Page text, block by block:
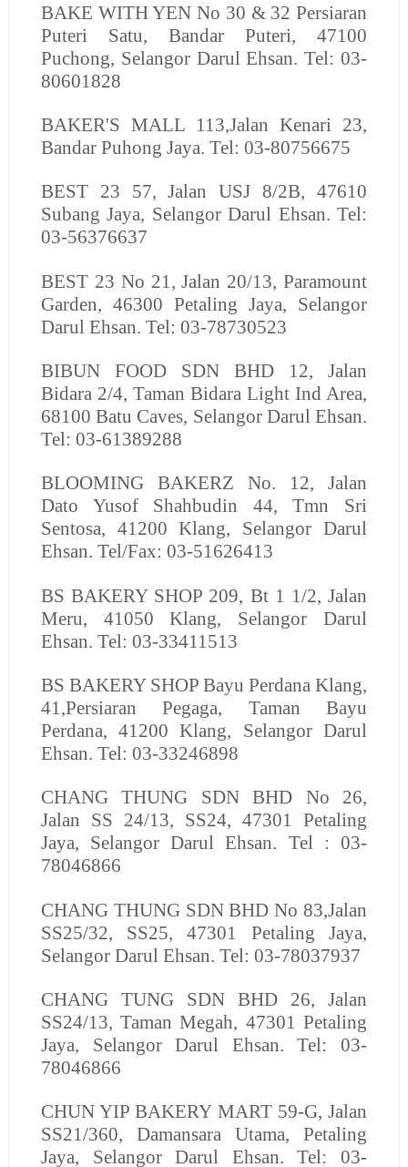
BAKE WITH YEN No 30 & 32 Persiaran
Puteri Satu, Bandar Puteri, 47100
Puchong, Selangor Darul Ehsan. Tel: 03-
80601828
BAKER'S MALL113,Jalan Kenari 23,
Bandar Puhong Jaya. Tel: 03-80756675
BEST23 57, Jalan USJ 8/2B, 47610
Subang Jaya, Selangor Darul Ehsan. Tel:
03-56376637
BEST 23 No 21, Jalan 20/13, Paramount
Garden, 46300 Petaling Jaya, Selangor
Darul Ehsan. Tel: 03-78730523
BIBUN FOOD SDN BHD 12, Jalan
Bidara 2/4, Taman Bidara Light Ind Area,
68100 Batu Caves, Selangor Darul Ehsan.
Tel: 03-61389288
BLOOMING BAKERZ No. 12, Jalan
Dato Yusof Shahbudin 44, Tmn Sri
Sentosa, 41200 Klang, Selangor Darul
Ehsan. Tel/Fax: 03-51626413
BS BAKERY SHOP 209, Bt 1 1/2, Jalan
Meru, 41050 Klang, Selangor Darul
Ehsan. Tel: 03-33411513
BS BAKERY SHOPBayu Perdana Klang,
41,Persiaran Pegaga, Taman Bayu
Perdana, 41200 Klang, Selangor Darul
Ehsan. Tel: 03-33246898
CHANG THUNG SDN BHD No 26,
Jalan SS 24/13, SS24, 47301 Petaling
Jaya, Selangor Darul Ehsan. Tel : 03-
78046866
CHANG THUNG SDN BHD No 83,Jalan
SS25/32, SS25, 47301 Petaling Jaya,
Selangor Darul Ehsan. Tel: 03-78037937
CHANG TUNG SDN BHD 26, Jalan
SS24/13, Taman Megah, 47301 Petaling
Jaya, Selangor Darul Ehsan. Tel: 03-
78046866
CHUN YIP BAKERY MART59-G, Jalan
SS21/360, Damansara Utama, Petaling
Jaya, Selangor Darul Ehsan. Tel: 03-